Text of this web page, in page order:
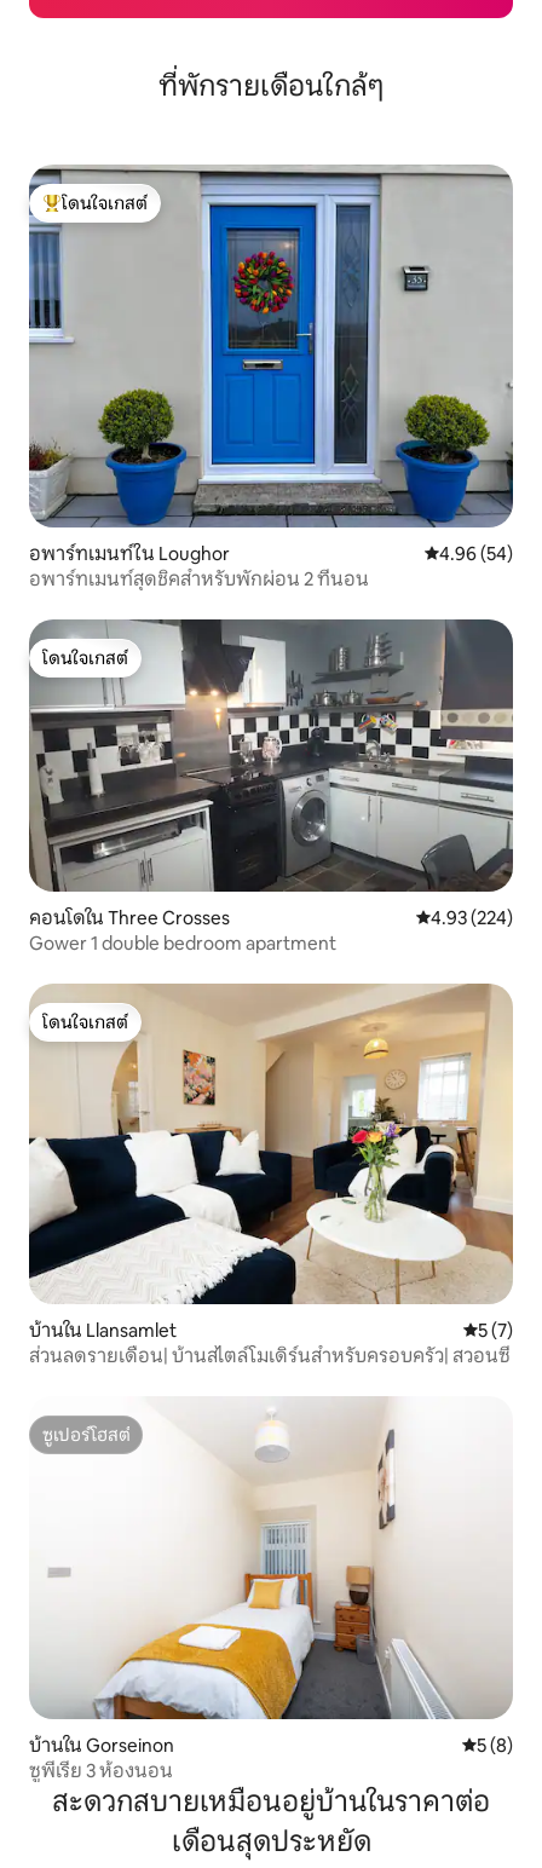
ที่พักรายเดือนใกล้ๆ
โดนใจเกสต์ที่สุด
โดนใจเกสต์
อพาร์ทเมนท์ใน Loughor คะแนนเฉลี่ย
4.96 (54)
อพาร์ทเมนท์สุดชิคสำหรับพักผ่อน 2 ที่นอน
โดนใจเกสต์
โดนใจเกสต์
คอนโดใน Three Crosses คะแนนเฉลี่ย
4.93 (224)
Gower 1 double bedroom apartment
โดนใจเกสต์
โดนใจเกสต์
บ้านใน Llansamlet คะแนนเฉ
5 (7)
ส่วนลดรายเดือน| บ้านสไตล์โมเดิร์นสำหรับครอบครัว| สวอนซี
ซูเปอร์โฮสต์
ซูเปอร์โฮสต์
บ้านใน Gorseinon คะแนนเฉ
5 (8)
ซูพีเรีย 3 ห้องนอน
สะดวกสบายเหมือนอยู่บ้านในราคาต่อ
เดือนสุดประหยัด